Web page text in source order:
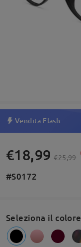
Vendita Flash
€18,99 €25,99
#S0172
Seleziona il colore